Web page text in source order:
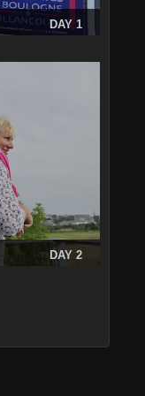
DAY 1
DAY 2